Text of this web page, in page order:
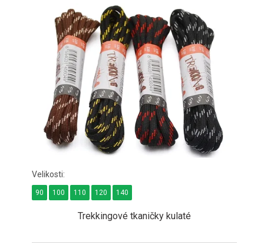
Trekkingové tkaničky kulaté
90 100 110 120 140